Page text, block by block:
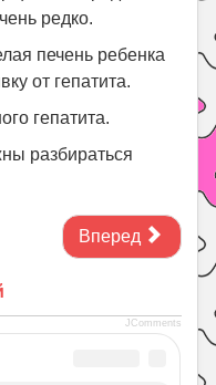
редко.
печень ребенка
от гепатита.
гепатита.
разбираться
Вперед
JComments